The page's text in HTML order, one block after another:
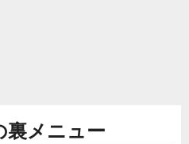
裏メニュー